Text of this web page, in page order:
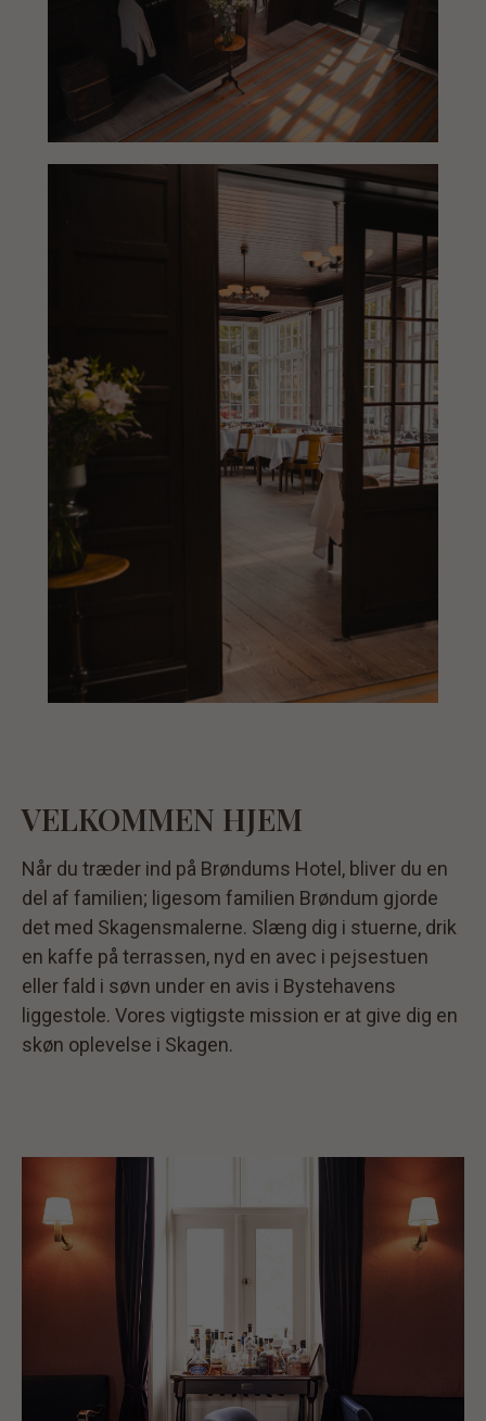
VELKOMMEN HJEM
Når du træder ind på Brøndums Hotel, bliver du en
del af familien; ligesom familien Brøndum gjorde
det med Skagensmalerne. Slæng dig i stuerne, drik
en kaffe på terrassen, nyd en avec i pejsestuen
eller fald i søvn under en avis i Bystehavens
liggestole. Vores vigtigste mission er at give dig en
skøn oplevelse i Skagen.